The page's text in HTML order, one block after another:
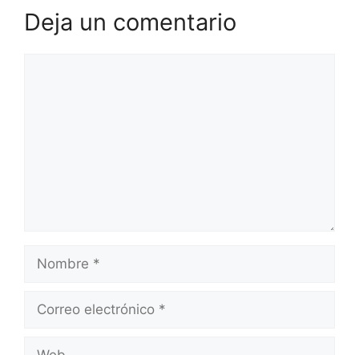
Deja un comentario
Nombre
Correo
Web